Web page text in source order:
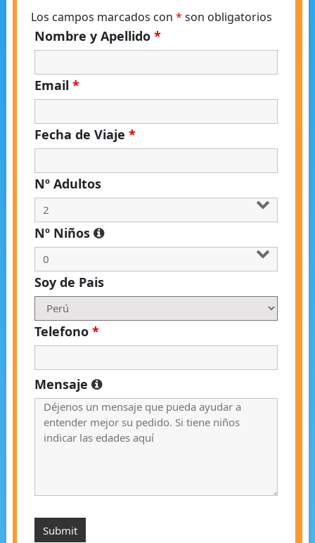
Los campos marcados con * son obligatorios
Nombre y Apellido *
Email *
Fecha de Viaje *
Nº Adultos
Nº Niños
Soy de Pais
Telefono *
Mensaje